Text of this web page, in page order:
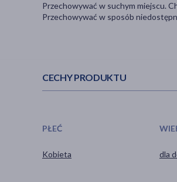
Przechowywać w suchym miejscu.
Przechowywać w sposób
CECHY PRODUKTU
PŁEĆ
Kobieta dla